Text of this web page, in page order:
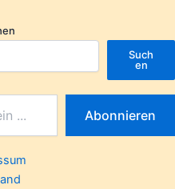
Such
en
Abonnieren